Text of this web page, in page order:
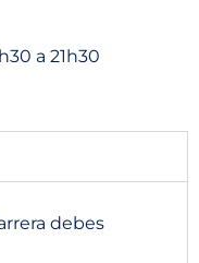
a 21h30
debes